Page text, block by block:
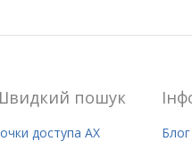
пошук
доступа AX
Блог